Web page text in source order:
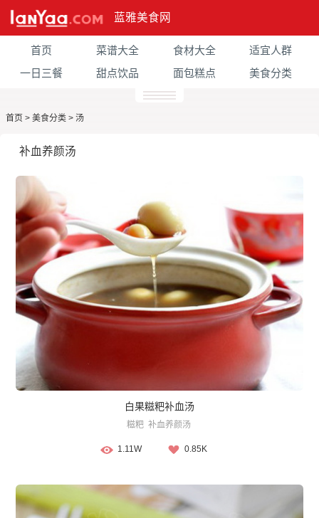
蓝雅美食网
首页 菜谱大全 食材大全
适宜人群
一日三餐
甜点饮品 面包糕点 美食分类
首页 > 美食分类 > 汤
补血养颜汤
白果糍粑补血汤
糍粑 补血养颜汤
1.11W 0.85K